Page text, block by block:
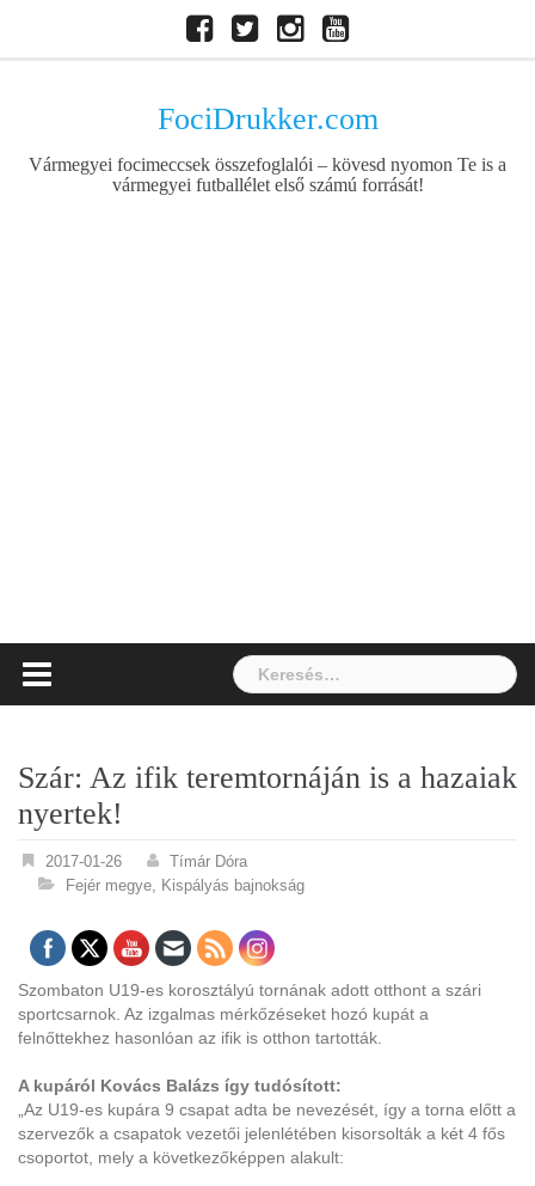
Facebook
TwitterInstagramYoutube
FociDrukker.com
Vármegyei focimeccsek összefoglalói – kövesd nyomon Te is a
vármegyei futballélet első számú forrását!
Keresés:
Szár: Az ifik teremtornáján is a hazaiak
nyertek!
2017-01-26
Tímár Dóra
Fejér megye, Kispályás bajnokság
Szombaton U19-es korosztályú tornának adott otthont a szári
sportcsarnok. Az izgalmas mérkőzéseket hozó kupát a
felnőttekhez hasonlóan az ifik is otthon tartották.
A kupáról Kovács Balázs így tudósított:
„Az U19-es kupára 9 csapat adta be nevezését, így a torna előtt a
szervezők a csapatok vezetői jelenlétében kisorsolták a két 4 fős
csoportot, mely a következőképpen alakult: